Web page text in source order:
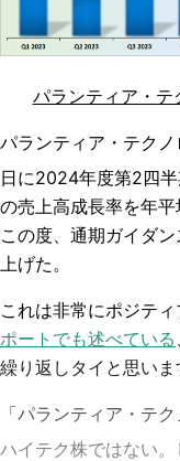
パランティア・テ
パランティア・テクノ
日に2024年度第2四
の売上高成長率を年平
この度、通期ガイダ
上げた。
これは非常にポジティ
ポートでも述べている
繰り返しタイと思いま
「パランティア・テ
ハイテク株ではない